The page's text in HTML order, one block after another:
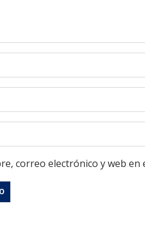
correo electrónico y web